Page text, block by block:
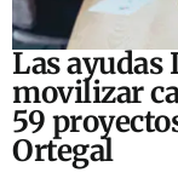
Las ayudas
movilizar
59
Ortegal